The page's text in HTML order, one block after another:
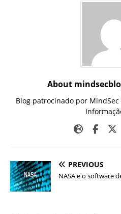
About
Blog patrocinado por
PREVIOUS
NASA e o software